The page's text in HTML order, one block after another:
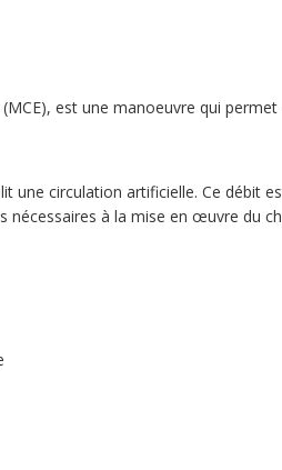
est une manoeuvre qui
une circulation artificielle. Ce débit
à la mise en œuvre du